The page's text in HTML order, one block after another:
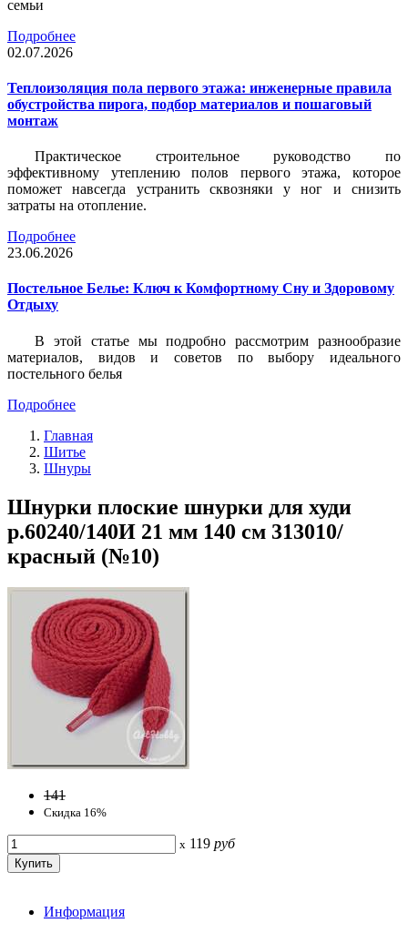
семьи
Подробнее
02.07.2026
Теплоизоляция пола первого этажа: инженерные правила
обустройства пирога, подбор материалов и пошаговый
монтаж
Практическое строительное руководство по
эффективному утеплению полов первого этажа, которое
поможет навсегда устранить сквозняки у ног и снизить
затраты на отопление.
Подробнее
23.06.2026
Постельное Белье: Ключ к Комфортному Сну и Здоровому
Отдыху
В этой статье мы подробно рассмотрим разнообразие
материалов, видов и советов по выбору идеального
постельного белья
Подробнее
Главная
Шитье
Шнуры
Шнурки плоские шнурки для худи
р.60240/140И 21 мм 140 см 313010/
красный (№10)
141
Скидка 16%
x 119 руб
Информация